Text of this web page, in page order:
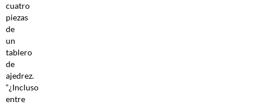
cuatro
piezas
de
un
tablero
de
ajedrez.
“¿Incluso
entre